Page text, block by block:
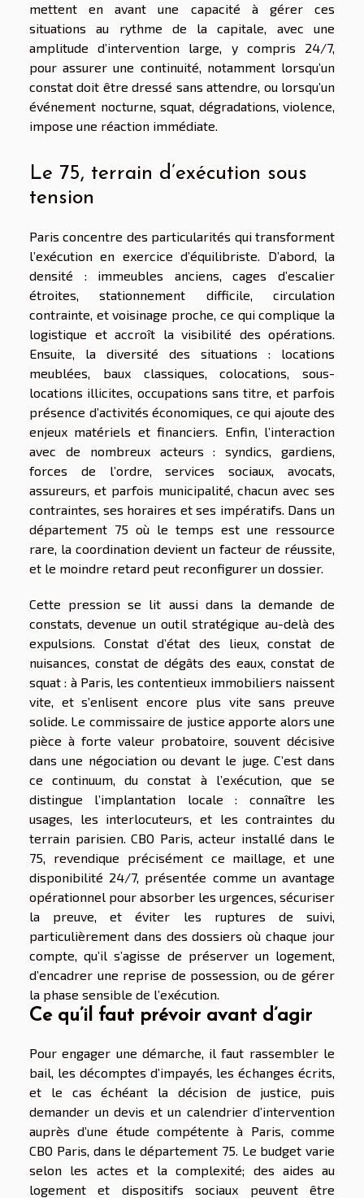
mettent en avant une capacité à gérer ces
situations au rythme de la capitale, avec une
amplitude d’intervention large, y compris 24/7,
pour assurer une continuité, notamment lorsqu’un
constat doit être dressé sans attendre, ou lorsqu’un
événement nocturne, squat, dégradations, violence,
impose une réaction immédiate.
Le 75, terrain d’exécution sous
tension
Paris concentre des particularités qui transforment
l’exécution en exercice d’équilibriste. D’abord, la
densité : immeubles anciens, cages d’escalier
étroites, stationnement difficile, circulation
contrainte, et voisinage proche, ce qui complique la
logistique et accroît la visibilité des opérations.
Ensuite, la diversité des situations : locations
meublées, baux classiques, colocations, sous-
locations illicites, occupations sans titre, et parfois
présence d’activités économiques, ce qui ajoute des
enjeux matériels et financiers. Enfin, l’interaction
avec de nombreux acteurs : syndics, gardiens,
forces de l’ordre, services sociaux, avocats,
assureurs, et parfois municipalité, chacun avec ses
contraintes, ses horaires et ses impératifs. Dans un
département 75 où le temps est une ressource
rare, la coordination devient un facteur de réussite,
et le moindre retard peut reconfigurer un dossier.
Cette pression se lit aussi dans la demande de
constats, devenue un outil stratégique au-delà des
expulsions. Constat d’état des lieux, constat de
nuisances, constat de dégâts des eaux, constat de
squat : à Paris, les contentieux immobiliers naissent
vite, et s’enlisent encore plus vite sans preuve
solide. Le commissaire de justice apporte alors une
pièce à forte valeur probatoire, souvent décisive
dans une négociation ou devant le juge. C’est dans
ce continuum, du constat à l’exécution, que se
distingue l’implantation locale : connaître les
usages, les interlocuteurs, et les contraintes du
terrain parisien. CBO Paris, acteur installé dans le
75, revendique précisément ce maillage, et une
disponibilité 24/7, présentée comme un avantage
opérationnel pour absorber les urgences, sécuriser
la preuve, et éviter les ruptures de suivi,
particulièrement dans des dossiers où chaque jour
compte, qu’il s’agisse de préserver un logement,
d’encadrer une reprise de possession, ou de gérer
la phase sensible de l’exécution.
Ce qu’il faut prévoir avant d’agir
Pour engager une démarche, il faut rassembler le
bail, les décomptes d’impayés, les échanges écrits,
et le cas échéant la décision de justice, puis
demander un devis et un calendrier d’intervention
auprès d’une étude compétente à Paris, comme
CBO Paris, dans le département 75. Le budget varie
selon les actes et la complexité; des aides au
logement et dispositifs sociaux peuvent être